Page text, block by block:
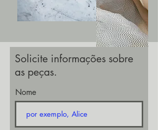
Solicite informações sobre
as peças.
Nome